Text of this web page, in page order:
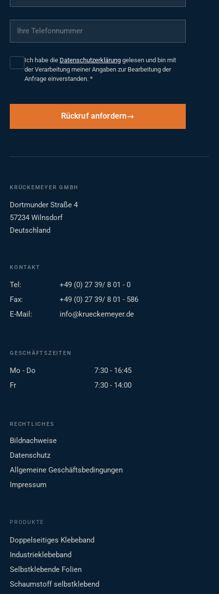
Ihre Telefonnummer
Ich habe die Datenschutzerklärung gelesen und bin mit
der Verarbeitung meiner Angaben zur Bearbeitung der
Anfrage einverstanden. *
Rückruf anfordern
KRÜCKEMEYER GMBH
Dortmunder Straße 4
57234 Wilnsdorf
Deutschland
KONTAKT
Tel:
+49 (0) 27 39/ 8 01 - 0
Fax:
+49 (0) 27 39/ 8 01 - 586
E-Mail:
info@krueckemeyer.de
GESCHÄFTSZEITEN
Mo - Do
7:30 - 16:45
Fr
7:30 - 14:00
RECHTLICHES
Bildnachweise
Datenschutz
Allgemeine Geschäftsbedingungen
Impressum
PRODUKTE
Doppelseitiges Klebeband
Industrieklebeband
Selbstklebende Folien
Schaumstoff selbstklebend